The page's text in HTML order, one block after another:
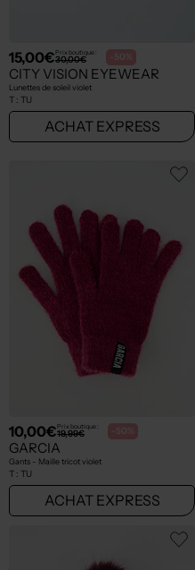
15,00€Prix boutique :
30,00€ -50%
CITY VISION EYEWEAR
Lunettes de soleil violet
T : TU
ACHAT EXPRESS
10,00€Prix boutique :
19,99€ -50%
GARCIA
Gants - Maille tricot violet
T : TU
ACHAT EXPRESS